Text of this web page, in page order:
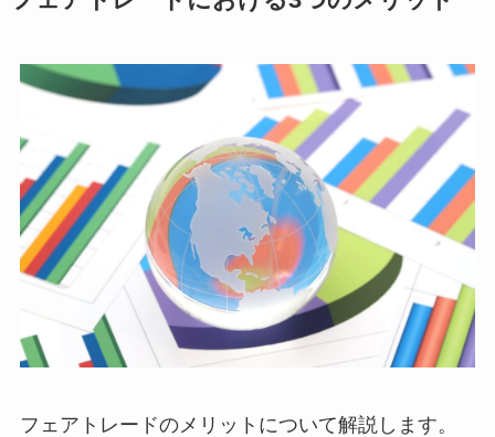
フェアトレードのメリットについて解説します。